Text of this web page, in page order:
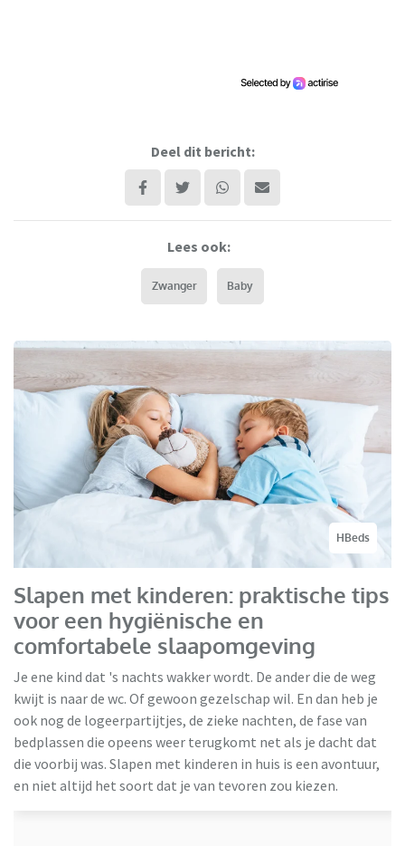
Deel dit bericht:
Lees ook:
Zwanger Baby
HBeds
Slapen met kinderen: praktische tips
voor een hygiënische en
comfortabele slaapomgeving
Je ene kind dat 's nachts wakker wordt. De ander die de weg
kwijt is naar de wc. Of gewoon gezelschap wil. En dan heb je
ook nog de logeerpartijtjes, de zieke nachten, de fase van
bedplassen die opeens weer terugkomt net als je dacht dat
die voorbij was. Slapen met kinderen in huis is een avontuur,
en niet altijd het soort dat je van tevoren zou kiezen.